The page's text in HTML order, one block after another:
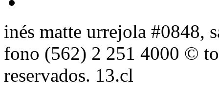
inés matte urrejola #0848,
fono (562) 2 251 4000 ©
reservados. 13.cl